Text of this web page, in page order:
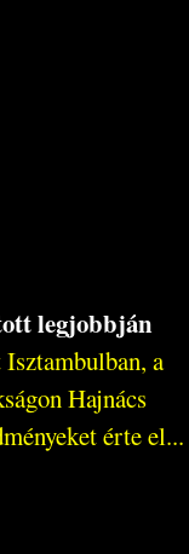
legjobbján
a
Hajnács
érte el...